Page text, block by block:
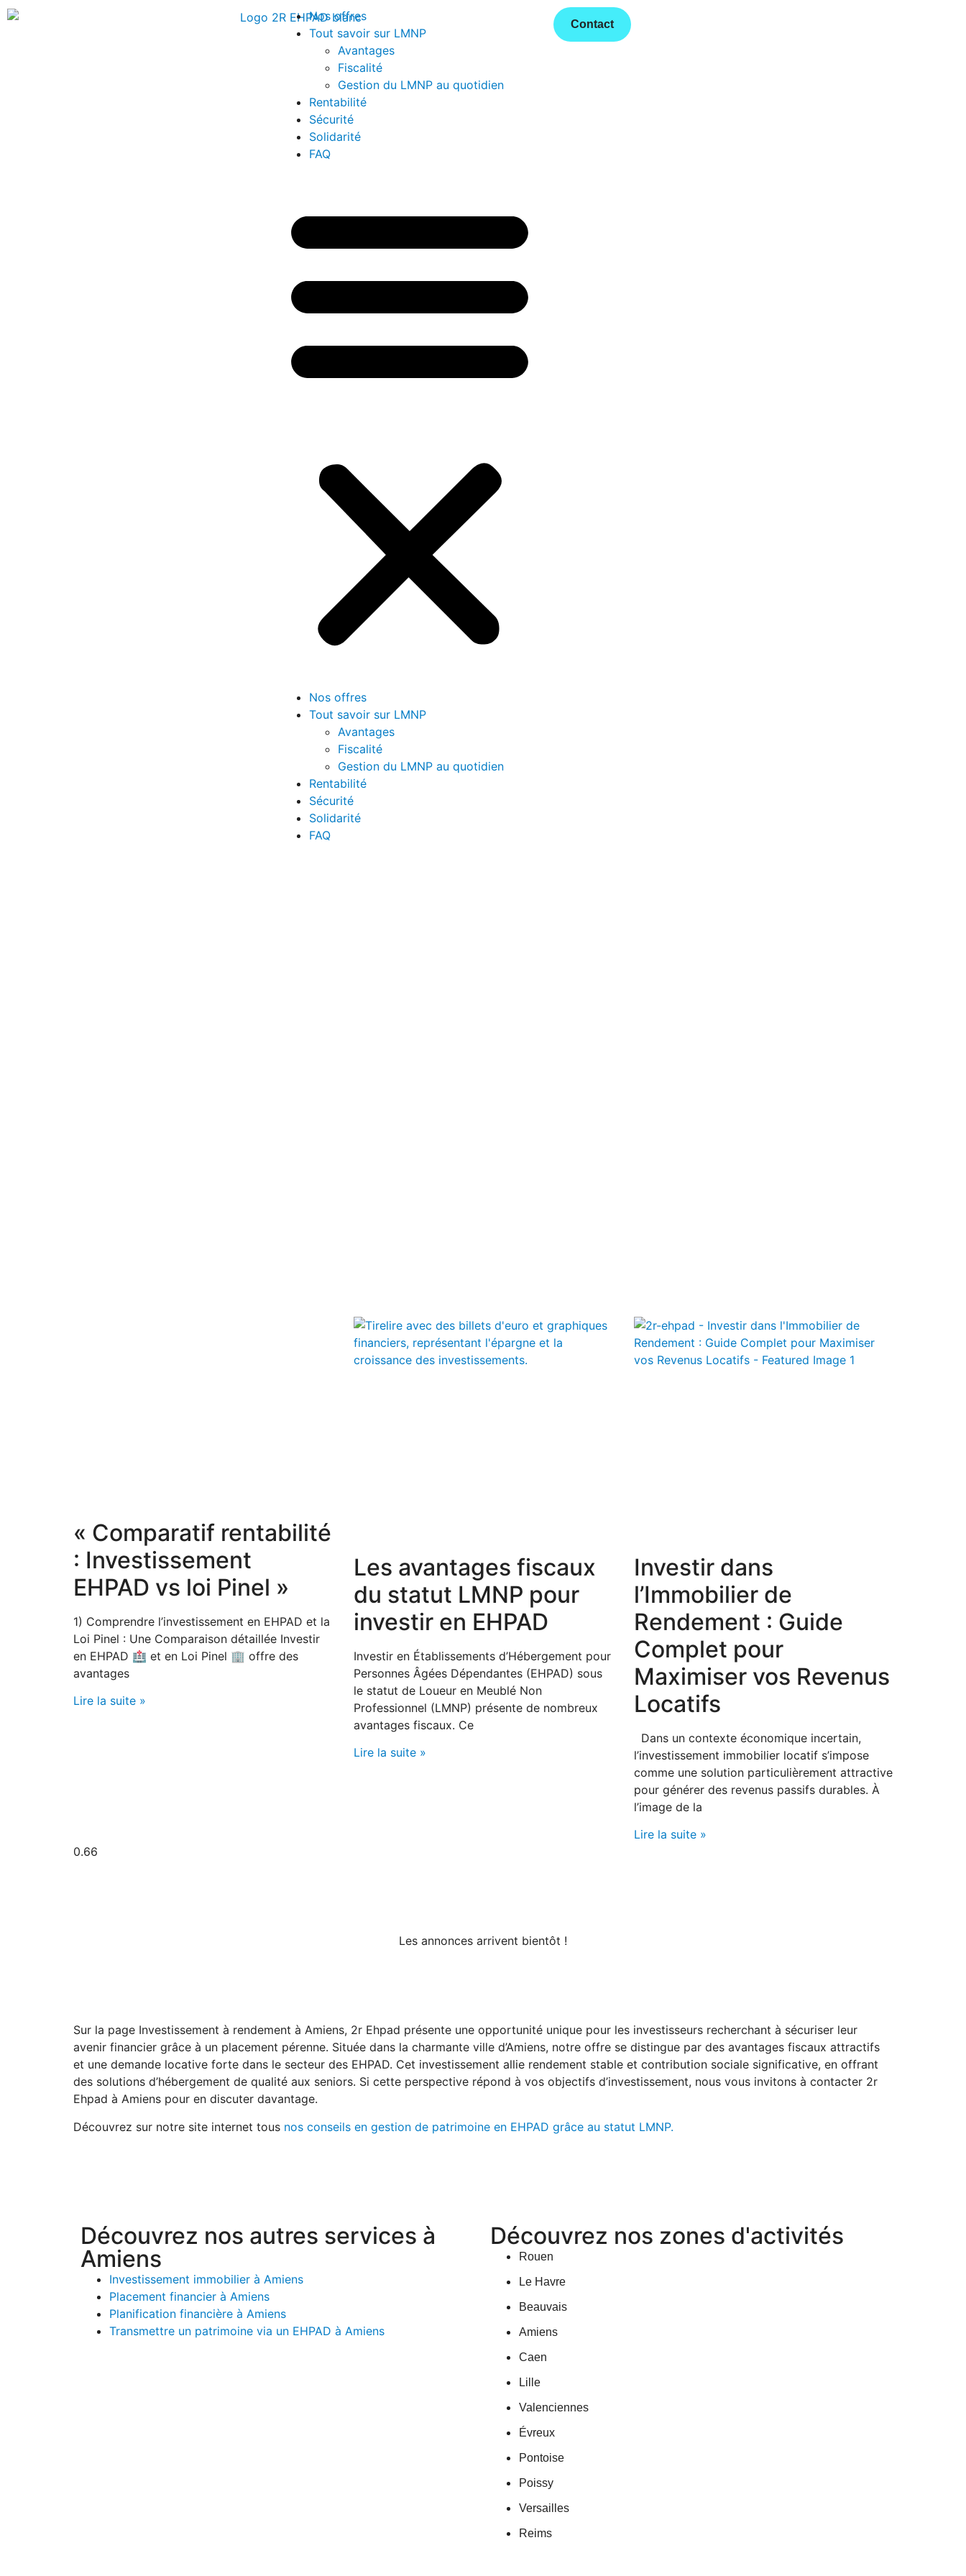
Nos offres
Tout savoir sur LMNP
Avantages
Fiscalité
Gestion du LMNP au quotidien
Rentabilité
Sécurité
Solidarité
FAQ
Nos offres
Tout savoir sur LMNP
Avantages
Fiscalité
Gestion du LMNP au quotidien
Rentabilité
Sécurité
Solidarité
FAQ
Contact
« Comparatif rentabilité
: Investissement
EHPAD vs loi Pinel »
1) Comprendre l’investissement en EHPAD et la
Loi Pinel : Une Comparaison détaillée Investir
en EHPAD 🏥 et en Loi Pinel 🏢 offre des
avantages
Lire la suite »
Les avantages fiscaux
du statut LMNP pour
investir en EHPAD
Investir en Établissements d’Hébergement pour
Personnes Âgées Dépendantes (EHPAD) sous
le statut de Loueur en Meublé Non
Professionnel (LMNP) présente de nombreux
avantages fiscaux. Ce
Lire la suite »
Investir dans
l’Immobilier de
Rendement : Guide
Complet pour
Maximiser vos Revenus
Locatifs
Dans un contexte économique incertain,
l’investissement immobilier locatif s’impose
comme une solution particulièrement attractive
pour générer des revenus passifs durables. À
l’image de la
Lire la suite »
Les annonces arrivent bientôt !
Sur la page Investissement à rendement à Amiens, 2r Ehpad présente une opportunité unique pour les investisseurs recherchant à sécuriser leur
avenir financier grâce à un placement pérenne. Située dans la charmante ville d’Amiens, notre offre se distingue par des avantages fiscaux attractifs
et une demande locative forte dans le secteur des EHPAD. Cet investissement allie rendement stable et contribution sociale significative, en offrant
des solutions d’hébergement de qualité aux seniors. Si cette perspective répond à vos objectifs d’investissement, nous vous invitons à contacter 2r
Ehpad à Amiens pour en discuter davantage.
Découvrez sur notre site internet tous nos conseils en gestion de patrimoine en EHPAD grâce au statut LMNP.
Découvrez nos autres services à
Amiens
Investissement immobilier à Amiens
Placement financier à Amiens
Planification financière à Amiens
Transmettre un patrimoine via un EHPAD à Amiens
Découvrez nos zones d'activités
Rouen
Le Havre
Beauvais
Amiens
Caen
Lille
Valenciennes
Évreux
Pontoise
Poissy
Versailles
Reims